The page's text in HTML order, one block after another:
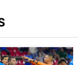
queja de
de tendencia con el